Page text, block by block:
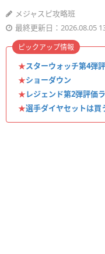
メジャスピ攻略班
最終更新日：2026.08.05
★スターウォッチ第4弾
★ショーダウン
★レジェンド第2弾評価
★選手ダイヤセットは買
ピックアップ情報